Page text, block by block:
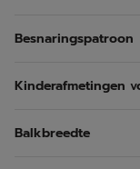
Besnaringspatroon
Kinderafmetingen
Balkbreedte